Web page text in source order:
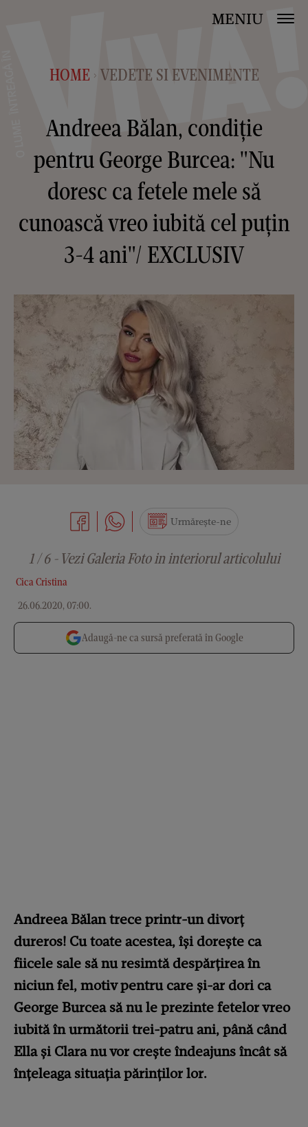
MENIU
HOME > VEDETE SI EVENIMENTE
Andreea Bălan, condiție
pentru George Burcea: "Nu
doresc ca fetele mele să
cunoască vreo iubită cel puțin
3-4 ani"/ EXCLUSIV
Cica Cristina
26.06.2020, 07:00.
Urmărește-ne
1 / 6 - Vezi Galeria Foto in interiorul articolului
Adaugă-ne ca sursă preferată în Google
Andreea Bălan trece printr-un divorț
dureros! Cu toate acestea, își dorește ca
fiicele sale să nu resimtă despărțirea în
niciun fel, motiv pentru care și-ar dori ca
George Burcea să nu le prezinte fetelor vreo
iubită în următorii trei-patru ani, până când
Ella și Clara nu vor crește îndeajuns încât să
înțeleaga situația părinților lor.